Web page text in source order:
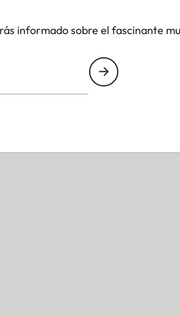
informado sobre el fascinante